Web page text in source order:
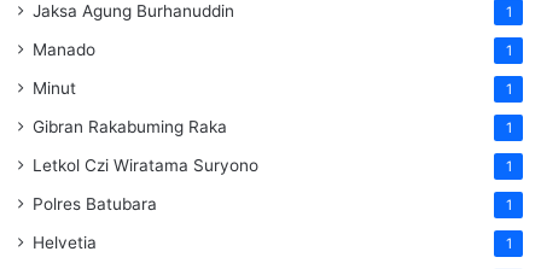
Jaksa Agung Burhanuddin 1
Manado 1
Minut 1
Gibran Rakabuming Raka 1
Letkol Czi Wiratama Suryono 1
Polres Batubara 1
Helvetia 1